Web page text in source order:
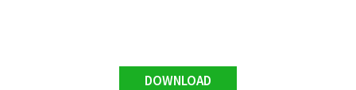
DOWNLOAD